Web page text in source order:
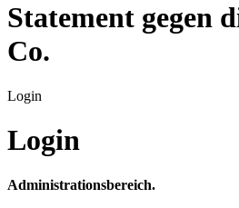
Statement gegen
Co.
Login
Login
Administrationsbereich.